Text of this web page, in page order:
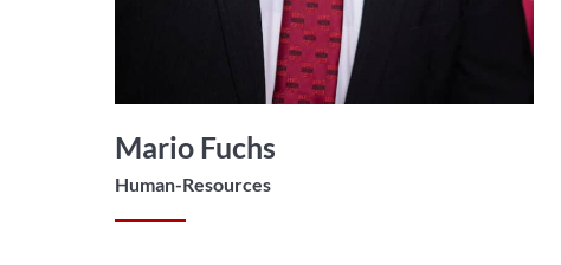
Mario Fuchs
Human-Resources